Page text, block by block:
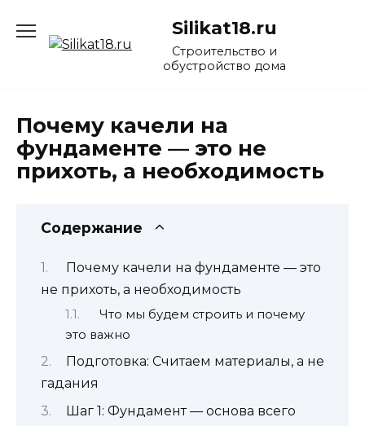
содержанию
Silikat18.ru
Строительство и
обустройство дома
Почему качели на
фундаменте — это не
прихоть, а необходимость
Содержание
Почему качели на фундаменте — это
не прихоть, а необходимость
Что мы будем строить и почему
это важно
Подготовка: Считаем материалы, а не
гадания
Шаг 1: Фундамент — основа всего